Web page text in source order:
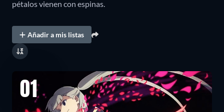
pétalos vienen con espinas.
Añadir a mis listas
01